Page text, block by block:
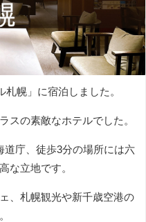
幌」に宿泊しました。
スの素敵なホテルでした。
庁、徒歩3分の場所には六
な立地です。
、札幌観光や新千歳空港の